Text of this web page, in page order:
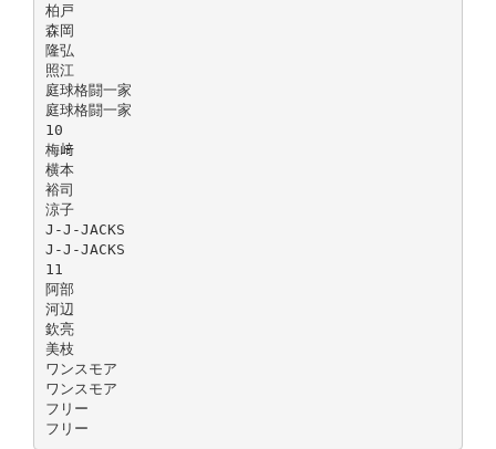
柏戸
森岡
隆弘
照江
庭球格闘一家
庭球格闘一家
10
梅﨑
横本
裕司
涼子
J-J-JACKS
J-J-JACKS
11
阿部
河辺
欽亮
美枝
ワンスモア
ワンスモア
フリー